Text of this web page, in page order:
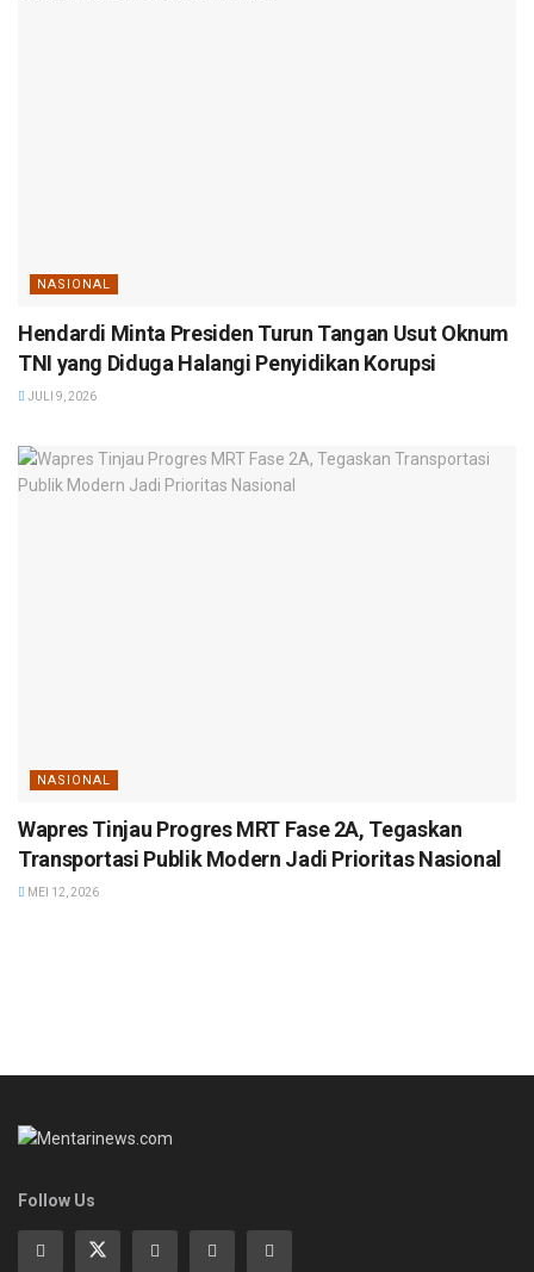
NASIONAL
Hendardi Minta Presiden Turun Tangan Usut Oknum
TNI yang Diduga Halangi Penyidikan Korupsi
JULI 9, 2026
NASIONAL
Wapres Tinjau Progres MRT Fase 2A, Tegaskan
Transportasi Publik Modern Jadi Prioritas Nasional
MEI 12, 2026
Follow Us